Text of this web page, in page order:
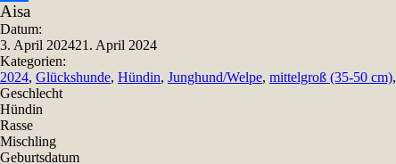
Teilen
Aisa
Datum:
3. April 202421. April 2024
Kategorien:
2024, Glückshunde, Hündin, Junghund/Welpe, mittelgroß (35-50 cm),
Geschlecht
Hündin
Rasse
Mischling
Geburtsdatum